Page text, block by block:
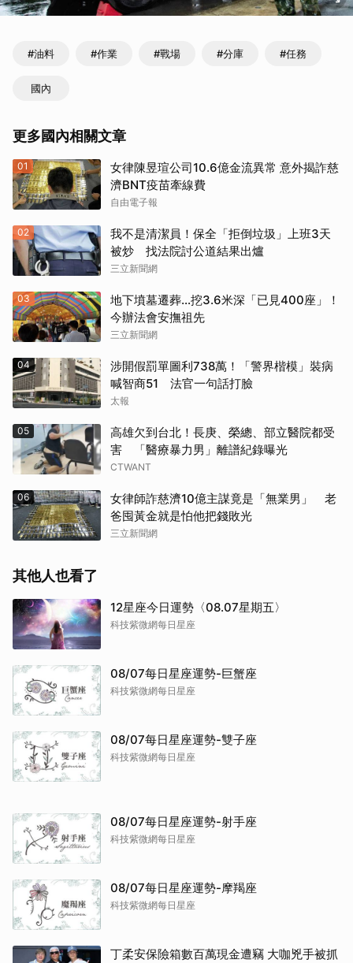
#油料 #作業 #戰場 #分庫 #任務
國內
更多國內相關文章
01
女律陳昱瑄公司10.6億金流異常 意外揭詐慈
濟BNT疫苗牽線費
自由電子報
02
我不是清潔員！保全「拒倒垃圾」上班3天
被炒 找法院討公道結果出爐
三立新聞網
03
地下墳墓遷葬…挖3.6米深「已見400座」！
今辦法會安撫祖先
三立新聞網
04
涉開假罰單圖利738萬！「警界楷模」裝病
喊智商51 法官一句話打臉
太報
05
高雄欠到台北！長庚、榮總、部立醫院都受
害 「醫療暴力男」離譜紀錄曝光
CTWANT
06
女律師詐慈濟10億主謀竟是「無業男」 老
爸囤黃金就是怕他把錢敗光
三立新聞網
其他人也看了
12星座今日運勢〈08.07星期五〉
科技紫微網每日星座
08/07每日星座運勢-巨蟹座
科技紫微網每日星座
08/07每日星座運勢-雙子座
科技紫微網每日星座
08/07每日星座運勢-射手座
科技紫微網每日星座
08/07每日星座運勢-摩羯座
科技紫微網每日星座
丁柔安保險箱數百萬現金遭竊 大咖兇手被抓